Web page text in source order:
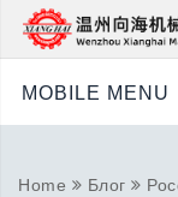
MOBILE MENU
Home Блог